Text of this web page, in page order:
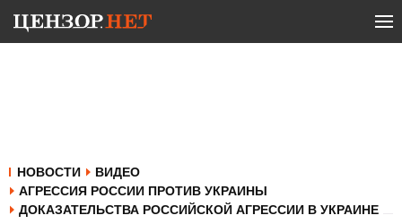
НОВОСТИ
ВИДЕО
АГРЕССИЯ РОССИИ ПРОТИВ УКРАИНЫ
ДОКАЗАТЕЛЬСТВА РОССИЙСКОЙ АГРЕССИИ В УКРАИНЕ